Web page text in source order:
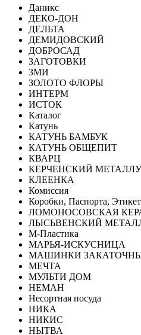
Даникс
ДЕКО-ДОН
ДЕЛЬТА
ДЕМИДОВСКИЙ
ДОБРОСАД
ЗАГОТОВКИ
ЗМИ
ЗОЛОТО ФЛОРЫ
ИНТЕРМ
ИСТОК
Каталог
Катунь
КАТУНЬ БАМБУК
КАТУНЬ ОБЩЕПИТ
КВАРЦ
КЕРЧЕНСКИЙ
КЛЕЕНКА
Комиссия
Коробки, Паспорта,
ЛОМОНОСОВСКАЯ
ЛЫСЬВЕНСКИЙ
М-Пластика
МАРЬЯ-ИСКУСНИЦА
МАШИНКИ
МЕЧТА
МУЛЬТИ ДОМ
НЕМАН
Несортная посуда
НИКА
НИКИС
НЫТВА